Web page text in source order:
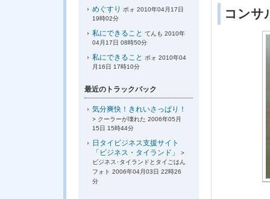
コンサ
めぐすり
ポォ 2010年04月17日
19時02分
私にできること てんも 2010年
04月17日 08時50分
私にできること ポォ 2010年04
月16日 17時10分
最近のトラックバック
気分爽快！きれいさっぱり！
> クーラーが壊れた 2006年05月
15日 15時44分
日タイビジネス支援サイト
「ビジネス・タイランド」
>
ビジネス･タイランドとタイごはん
フォト 2006年04月03日 22時26
分